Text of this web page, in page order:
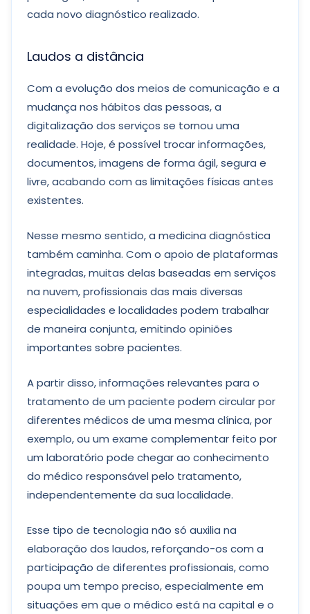
cada novo diagnóstico realizado.
Laudos a distância
Com a evolução dos meios de comunicação e a
mudança nos hábitos das pessoas, a
digitalização dos serviços se tornou uma
realidade. Hoje, é possível trocar informações,
documentos, imagens de forma ágil, segura e
livre, acabando com as limitações físicas antes
existentes.
Nesse mesmo sentido, a medicina diagnóstica
também caminha. Com o apoio de plataformas
integradas, muitas delas baseadas em serviços
na nuvem, profissionais das mais diversas
especialidades e localidades podem trabalhar
de maneira conjunta, emitindo opiniões
importantes sobre pacientes.
A partir disso, informações relevantes para o
tratamento de um paciente podem circular por
diferentes médicos de uma mesma clínica, por
exemplo, ou um exame complementar feito por
um laboratório pode chegar ao conhecimento
do médico responsável pelo tratamento,
independentemente da sua localidade.
Esse tipo de tecnologia não só auxilia na
elaboração dos laudos, reforçando-os com a
participação de diferentes profissionais, como
poupa um tempo preciso, especialmente em
situações em que o médico está na capital e o